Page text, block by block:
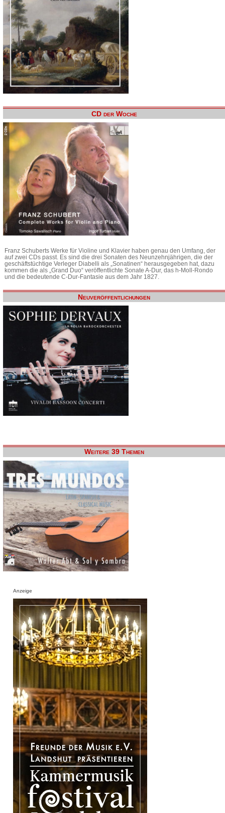
CD der Woche
Franz Schuberts Werke für Violine und Klavier haben genau den Umfang, der
auf zwei CDs passt. Es sind die drei Sonaten des Neunzehnjährigen, die der
geschäftstüchtige Verleger Diabelli als „Sonatinen“ herausgegeben hat, dazu
kommen die als „Grand Duo“ veröffentlichte Sonate A-Dur, das h-Moll-Rondo
und die bedeutende C-Dur-Fantasie aus dem Jahr 1827.
Neuveröffentlichungen
Weitere 39 Themen
Anzeige